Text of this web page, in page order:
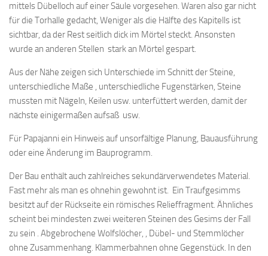
mittels Dübelloch auf einer Säule vorgesehen. Waren also gar nicht
für die Torhalle gedacht, Weniger als die Hälfte des Kapitells ist
sichtbar, da der Rest seitlich dick im Mörtel steckt. Ansonsten
wurde an anderen Stellen stark an Mörtel gespart.
Aus der Nähe zeigen sich Unterschiede im Schnitt der Steine,
unterschiedliche Maße , unterschiedliche Fugenstärken, Steine
mussten mit Nägeln, Keilen usw. unterfüttert werden, damit der
nächste einigermaßen aufsaß usw.
Für Papajanni ein Hinweis auf unsorfältige Planung, Bauausführung
oder eine Änderung im Bauprogramm.
Der Bau enthält auch zahlreiches sekundärverwendetes Material.
Fast mehr als man es ohnehin gewohnt ist. Ein Traufgesimms
besitzt auf der Rückseite ein römisches Relieffragment. Ähnliches
scheint bei mindesten zwei weiteren Steinen des Gesims der Fall
zu sein . Abgebrochene Wolfslöcher, , Dübel- und Stemmlöcher
ohne Zusammenhang. Klammerbahnen ohne Gegenstück. In den